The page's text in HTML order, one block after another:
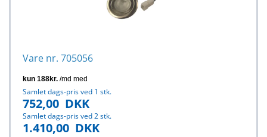
Vare nr. 705056
Samlet dags-pris ved 1 stk.
752,00 DKK
Samlet dags-pris ved 2 stk.
1.410,00 DKK